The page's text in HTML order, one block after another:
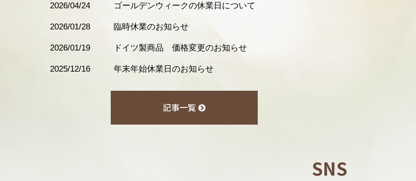
2026/04/24 ゴールデンウィークの休業日について
2026/01/28 臨時休業のお知らせ
2026/01/19 ドイツ製商品 価格変更のお知らせ
2025/12/16 年末年始休業日のお知らせ
記事一覧
SNS